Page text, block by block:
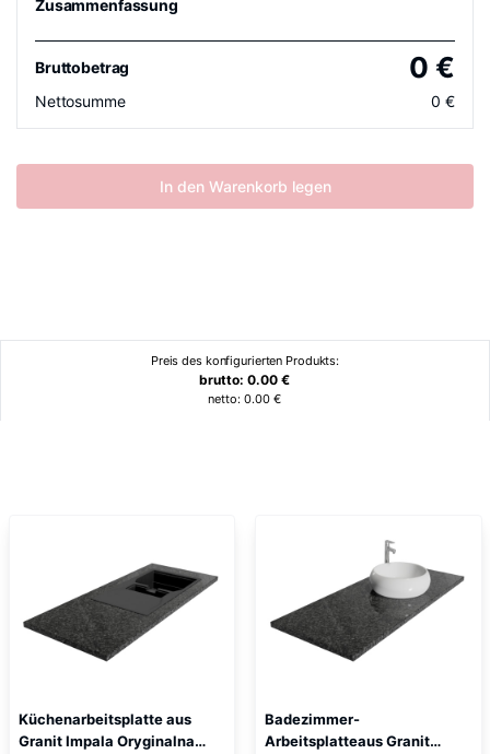
Zusammenfassung
Bruttobetrag 0 €
Nettosumme 0 €
In den Warenkorb legen
Preis des konfigurierten Produkts:
brutto:0.00 €
netto:0.00 €
Küchenarbeitsplatte aus
Granit Impala Oryginalna
Badezimmer-
Arbeitsplatteaus Granit